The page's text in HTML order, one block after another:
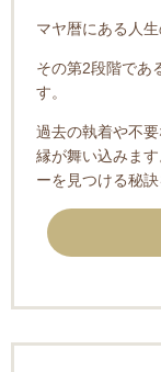
マヤ暦にある人生
その第2段階であ
す。
過去の執着や不
縁が舞い込みま
ーを見つける秘訣